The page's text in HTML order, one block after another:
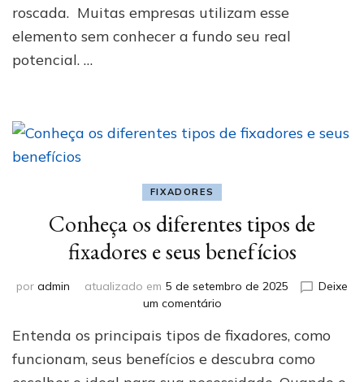
roscada. Muitas empresas utilizam esse
elemento sem conhecer a fundo seu real
potencial. …
FIXADORES
Conheça os diferentes tipos de
fixadores e seus benefícios
por admin atualizado em 5 de setembro de 2025
Deixe
um comentárioem
os
diferentes
Entenda os principais tipos de fixadores, como
funcionam, seus benefícios e descubra como